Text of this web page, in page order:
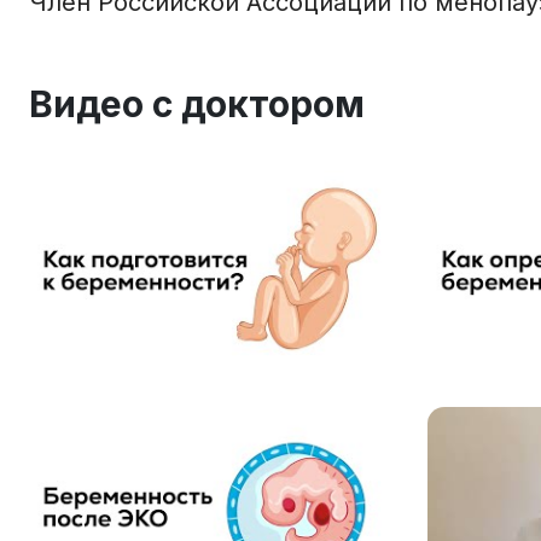
Видео с доктором